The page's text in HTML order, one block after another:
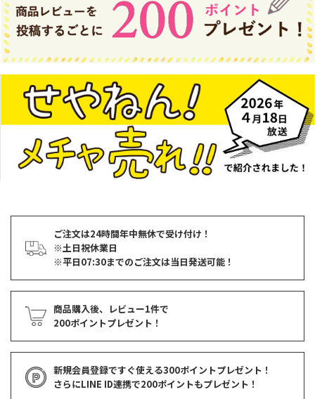
ご注文は24時間年中無休で受け付け！
※土日祝休業日
※平日07:30までのご注文は当日発送可能！
商品購入後、レビュー1件で
200ポイントプレゼント！
新規会員登録ですぐ使える300ポイントプレゼント！
さらにLINE ID連携で200ポイントもプレゼント！